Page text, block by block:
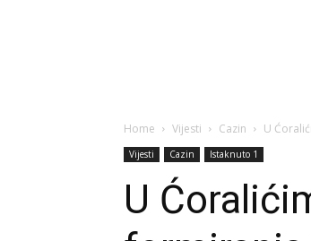
Home Vijesti Cazin U
Vijesti Cazin Istaknuto 1
U